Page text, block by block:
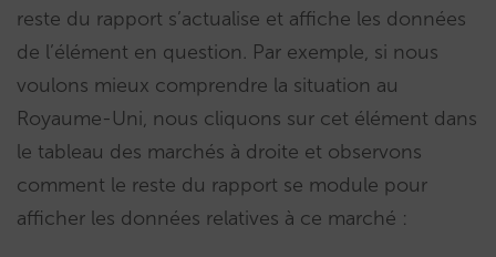
reste du rapport s’actualise et affiche les données
de l’élément en question. Par exemple, si nous
voulons mieux comprendre la situation au
Royaume-Uni, nous cliquons sur cet élément dans
le tableau des marchés à droite et observons
comment le reste du rapport se module pour
afficher les données relatives à ce marché :